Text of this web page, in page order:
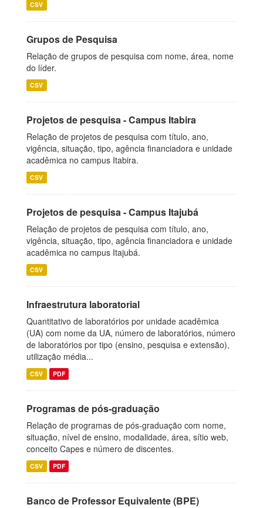
CSV
Grupos de Pesquisa
Relação de grupos de pesquisa com nome, área, nome
do líder.
CSV
Projetos de pesquisa - Campus Itabira
Relação de projetos de pesquisa com título, ano,
vigência, situação, tipo, agência financiadora e unidade
acadêmica no campus Itabira.
CSV
Projetos de pesquisa - Campus Itajubá
Relação de projetos de pesquisa com título, ano,
vigência, situação, tipo, agência financiadora e unidade
acadêmica no campus Itajubá.
CSV
Infraestrutura laboratorial
Quantitativo de laboratórios por unidade acadêmica
(UA) com nome da UA, número de laboratórios, número
de laboratórios por tipo (ensino, pesquisa e extensão),
utilização média...
CSV PDF
Programas de pós-graduação
Relação de programas de pós-graduação com nome,
situação, nível de ensino, modalidade, área, sítio web,
conceito Capes e número de discentes.
CSV PDF
Banco de Professor Equivalente (BPE)